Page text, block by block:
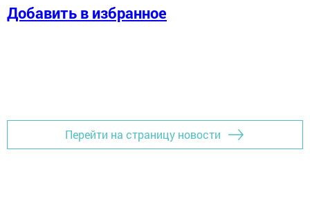
Добавить в избранное
Перейти на страницу новости